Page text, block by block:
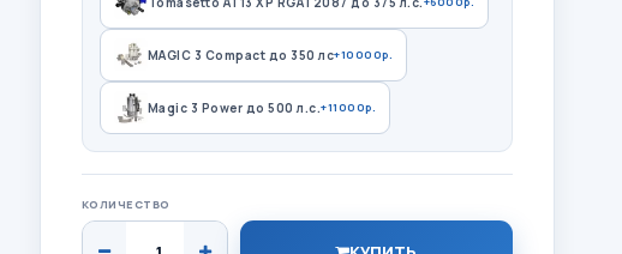
MAGIC 3 Compact до 350 лс+10000р.
Magic 3 Power до 500 л.с.+11000р.
КОЛИЧЕСТВО